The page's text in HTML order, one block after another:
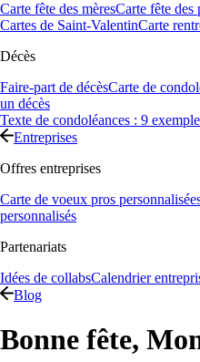
Carte fête des mèresCarte fête des
Cartes de Saint-ValentinCarte
Décès
Faire-part de décèsCarte de
un décès
Texte de condoléances : 9
Entreprises
Offres entreprises
Carte de voeux pros
personnalisés
Partenariats
Idées de collabsCalendrier
Blog
Bonne fête,